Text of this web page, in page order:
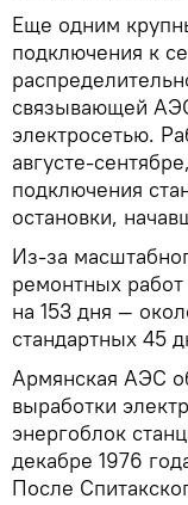
Еще одним
подключения к
связывающей
электросетью.
августе-
подключения
остановки,
Из-за
ремонтных работ
на 153 дня —
стандартных 45
Армянская АЭС
выработки
энергоблок
декабре 1976
После